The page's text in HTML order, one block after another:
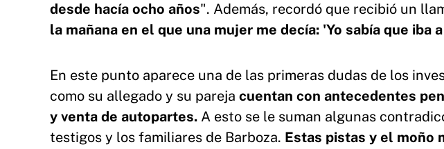
desde hacía ocho años". Además, recordó que recibió un
la mañana en el que una mujer me decía: 'Yo sabía que iba
En este punto aparece una de las primeras dudas de los
como su allegado y su pareja cuentan con antecedentes
y venta de autopartes. A esto se le suman algunas
testigos y los familiares de Barboza. Estas pistas y el moño